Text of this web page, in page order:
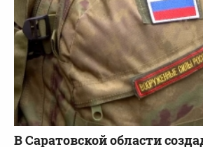
В Саратовской области